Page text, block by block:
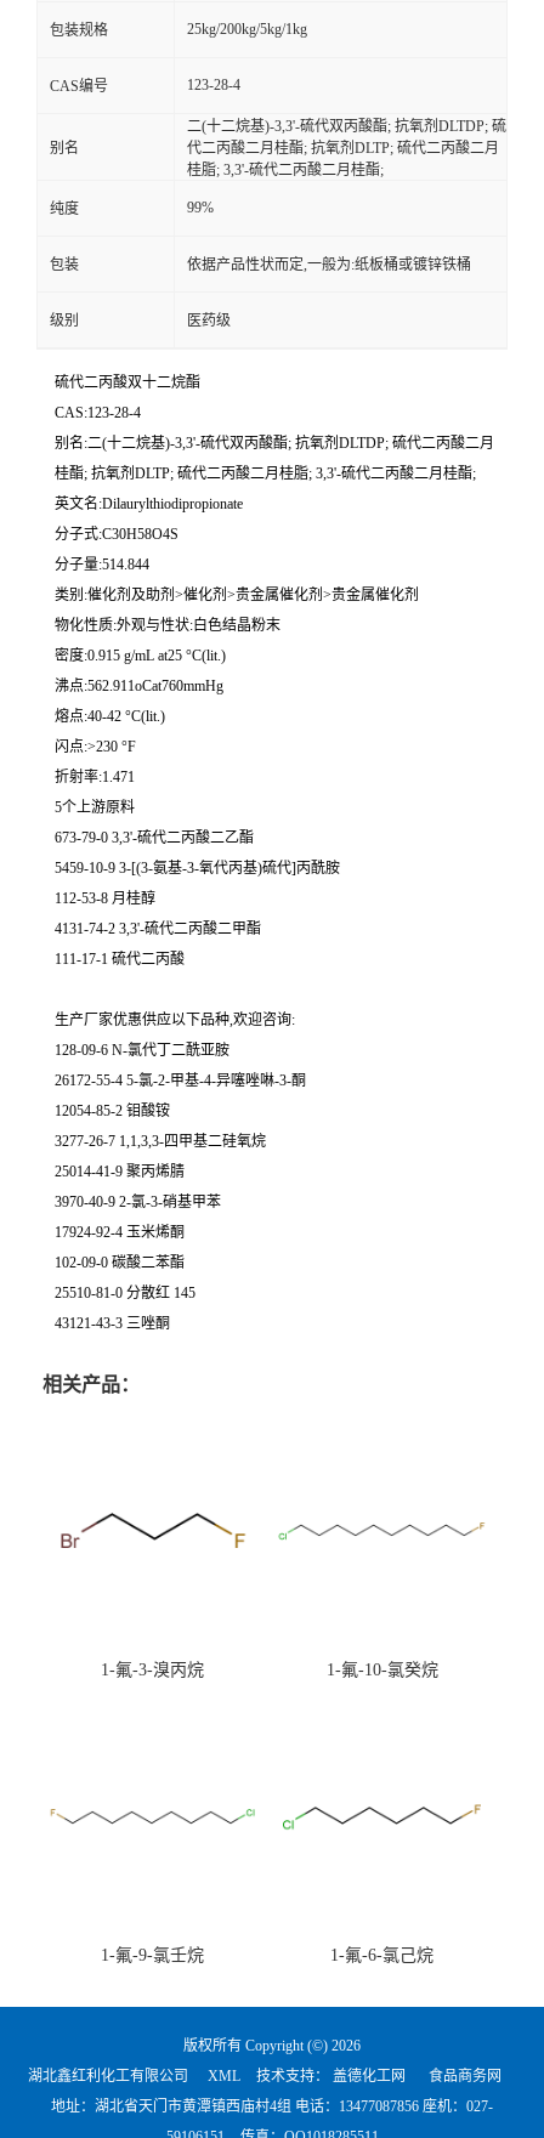
包装规格 25kg/200kg/5kg/1kg
CAS编号 123-28-4
别名
二(十二烷基)-3,3'-硫代双丙酸酯; 抗氧剂DLTDP; 硫
代二丙酸二月桂酯; 抗氧剂DLTP; 硫代二丙酸二月
桂脂; 3,3'-硫代二丙酸二月桂酯;
纯度 99%
包装 依据产品性状而定,一般为:纸板桶或镀锌铁桶
级别 医药级
硫代二丙酸双十二烷酯
CAS:123-28-4
别名:二(十二烷基)-3,3'-硫代双丙酸酯; 抗氧剂DLTDP; 硫代二丙酸二月
桂酯; 抗氧剂DLTP; 硫代二丙酸二月桂脂; 3,3'-硫代二丙酸二月桂酯;
英文名:Dilaurylthiodipropionate
分子式:C30H58O4S
分子量:514.844
类别:催化剂及助剂>催化剂>贵金属催化剂>贵金属催化剂
物化性质:外观与性状:白色结晶粉末
密度:0.915 g/mL at25 °C(lit.)
沸点:562.911oCat760mmHg
熔点:40-42 °C(lit.)
闪点:>230 °F
折射率:1.471
5个上游原料
673-79-0 3,3'-硫代二丙酸二乙酯
5459-10-9 3-[(3-氨基-3-氧代丙基)硫代]丙酰胺
112-53-8 月桂醇
4131-74-2 3,3'-硫代二丙酸二甲酯
111-17-1 硫代二丙酸
生产厂家优惠供应以下品种,欢迎咨询:
128-09-6 N-氯代丁二酰亚胺
26172-55-4 5-氯-2-甲基-4-异噻唑啉-3-酮
12054-85-2 钼酸铵
3277-26-7 1,1,3,3-四甲基二硅氧烷
25014-41-9 聚丙烯腈
3970-40-9 2-氯-3-硝基甲苯
17924-92-4 玉米烯酮
102-09-0 碳酸二苯酯
25510-81-0 分散红 145
43121-43-3 三唑酮
相关产品：
1-氟-3-溴丙烷 1-氟-10-氯癸烷
1-氟-9-氯壬烷 1-氟-6-氯己烷
版权所有 Copyright (©) 2026
湖北鑫红利化工有限公司
XML 技术支持： 盖德化工网
食品商务网
地址：湖北省天门市黄潭镇西庙村4组 电话： 13477087856 座机：027-